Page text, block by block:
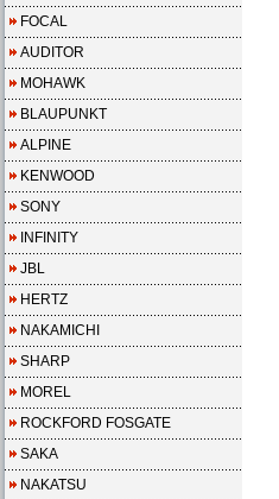
FOCAL
AUDITOR
MOHAWK
BLAUPUNKT
ALPINE
KENWOOD
SONY
INFINITY
JBL
HERTZ
NAKAMICHI
SHARP
MOREL
ROCKFORD FOSGATE
SAKA
NAKATSU